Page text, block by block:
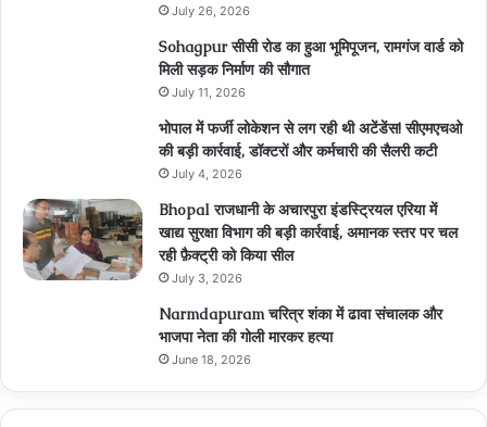
July 26, 2026
Sohagpur सीसी रोड का हुआ भूमिपूजन, रामगंज वार्ड को
मिली सड़क निर्माण की सौगात
July 11, 2026
भोपाल में फर्जी लोकेशन से लग रही थी अटेंडेंस! सीएमएचओ
की बड़ी कार्रवाई, डॉक्टरों और कर्मचारी की सैलरी कटी
July 4, 2026
Bhopal राजधानी के अचारपुरा इंडस्ट्रियल एरिया में
खाद्य सुरक्षा विभाग की बड़ी कार्रवाई, अमानक स्तर पर चल
रही फ़ैक्ट्री को किया सील
July 3, 2026
Narmdapuram चरित्र शंका में ढावा संचालक और
भाजपा नेता की गोली मारकर हत्या
June 18, 2026